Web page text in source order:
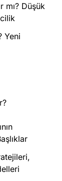
mı? Düşük
Yeni